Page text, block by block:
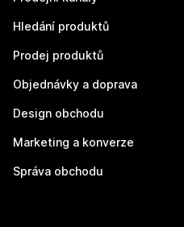
Hledání produktů
Prodej produktů
Objednávky a doprava
Design obchodu
Marketing a konverze
Správa obchodu